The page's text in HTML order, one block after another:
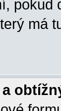
pokud
má